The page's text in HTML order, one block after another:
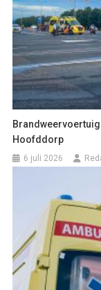
Hoofddorp
6 juli 2026